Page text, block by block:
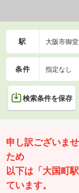
駅 大阪市御
条件 指定なし
検索条件を保存
申し訳ございま
ため
以下は「大国町
ています。